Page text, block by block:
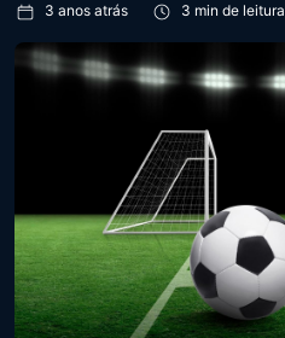
3 anos atrás
3 min de leitura